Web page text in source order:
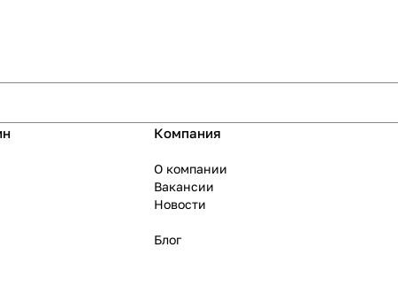
Компания
О компании
Вакансии
Новости
Блог